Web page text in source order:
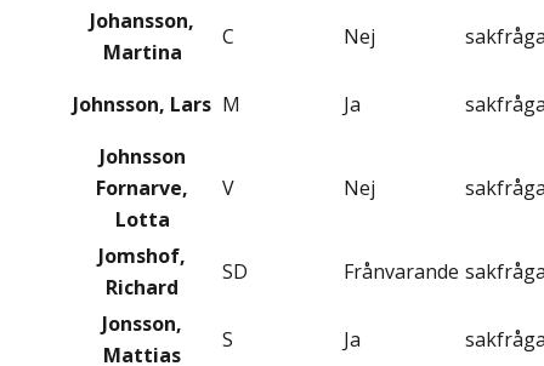
Johansson,
Martina
C Nej
Johnsson, Lars M Ja
Johnsson
Fornarve,
Lotta
V Nej
Jomshof,
Richard
SD Frånvarande
Jonsson,
Mattias
S Ja